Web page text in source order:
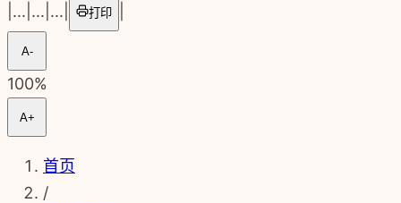
... ... ... 打印
A-
100%
A+
首页
/